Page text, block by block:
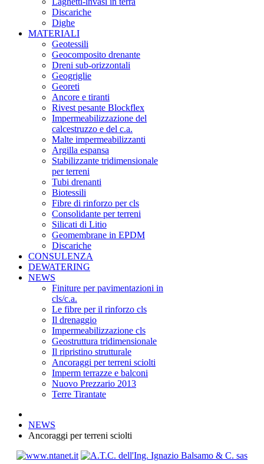
Discariche
Dighe
MATERIALI
Geotessili
Geocomposito drenante
Dreni sub-orizzontali
Geogriglie
Georeti
Ancore e tiranti
Rivest pesante Blockflex
Impermeabilizzazione del
calcestruzzo e del c.a.
Malte impermeabilizzanti
Argilla espansa
Stabilizzante tridimensionale
per terreni
Tubi drenanti
Biotessili
Fibre di rinforzo per cls
Consolidante per terreni
Silicati di Litio
Geomembrane in EPDM
Discariche
CONSULENZA
DEWATERING
NEWS
Finiture per pavimentazioni in
cls/c.a.
Le fibre per il rinforzo cls
Il drenaggio
Impermeabilizzazione cls
Geostruttura tridimensionale
Il ripristino strutturale
Ancoraggi per terreni sciolti
Imperm terrazze e balconi
Nuovo Prezzario 2013
Terre Tirantate
NEWS
Ancoraggi per terreni sciolti